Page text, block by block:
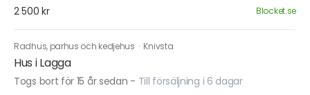
2 500 kr Blocket.se
Radhus, parhus och kedjehus · Knivsta
Hus i Lagga
Togs bort för 15 år sedan - Till försäljning i 6 dagar